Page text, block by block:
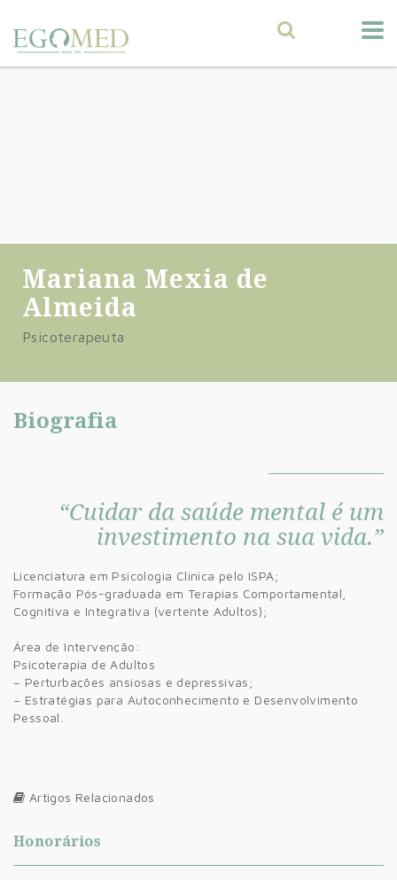
Mariana Mexia de
Almeida
Psicoterapeuta
Biografia
“Cuidar da saúde mental é um
investimento na sua vida.”
Licenciatura em Psicologia Clínica pelo ISPA;
Formação Pós-graduada em Terapias Comportamental,
Cognitiva e Integrativa (vertente Adultos);
Área de Intervenção:
Psicoterapia de Adultos
– Perturbações ansiosas e depressivas;
– Estratégias para Autoconhecimento e Desenvolvimento
Pessoal.
Artigos Relacionados
Honorários